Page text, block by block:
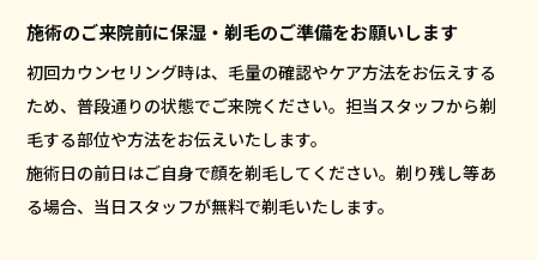
施術のご来院前に保湿・剃毛のご準備をお願いします
初回カウンセリング時は、毛量の確認やケア方法をお伝えする
ため、普段通りの状態でご来院ください。担当スタッフから剃
毛する部位や方法をお伝えいたします。
施術日の前日はご自身で顔を剃毛してください。剃り残し等あ
る場合、当日スタッフが無料で剃毛いたします。